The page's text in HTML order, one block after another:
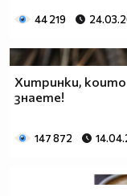
44 219
Хитринки,
знаете!
147 872